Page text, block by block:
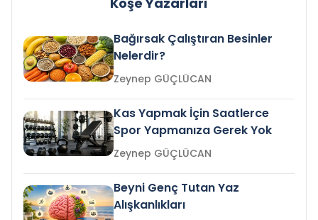
Bağırsak Çalıştıran Besinler
Nelerdir?
Zeynep GÜÇLÜCAN
Kas Yapmak İçin Saatlerce
Spor Yapmanıza Gerek Yok
Zeynep GÜÇLÜCAN
Beyni Genç Tutan Yaz
Alışkanlıkları